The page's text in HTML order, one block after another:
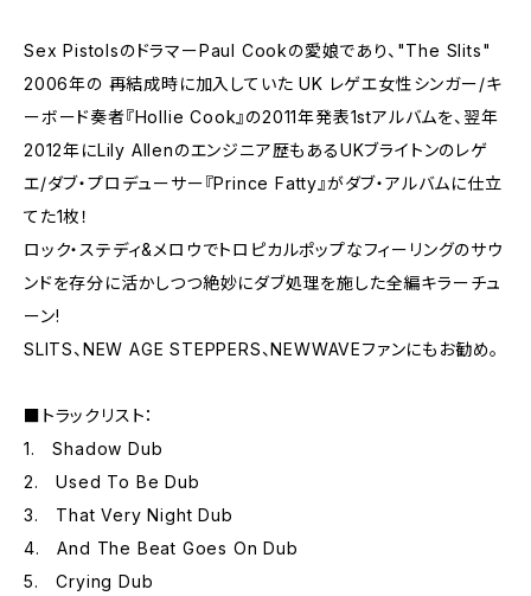
Sex PistolsのドラマーPaul Cookの愛娘であり、"The Slits"
2006年の 再結成時に加入していた UK レゲエ女性シンガー/キ
ーボード奏者『Hollie Cook』の2011年発表1stアルバムを、翌年
2012年にLily Allenのエンジニア歴もあるUKブライトンのレゲ
エ/ダブ・プロデューサー『Prince Fatty』がダブ・アルバムに仕立
てた1枚！
ロック・ステディ&メロウでトロピカルポップなフィーリングのサウ
ンドを存分に活かしつつ絶妙にダブ処理を施した全編キラーチュ
ーン!
SLITS、NEW AGE STEPPERS、NEWWAVEファンにもお勧め。
■トラックリスト：
1. Shadow Dub
2. Used To Be Dub
3. That Very Night Dub
4. And The Beat Goes On Dub
5. Crying Dub